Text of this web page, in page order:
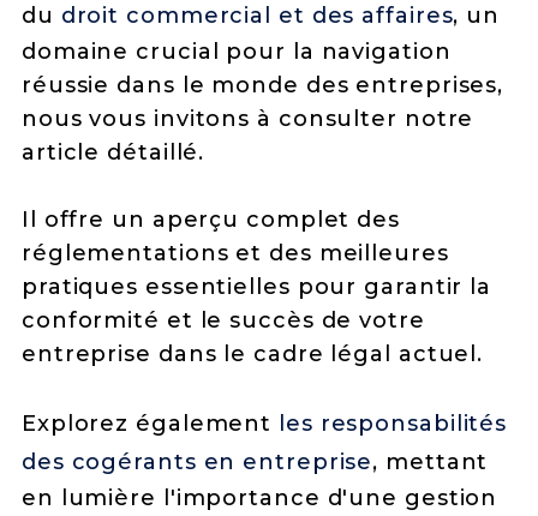
du droit commercial et des affaires, un
domaine crucial pour la navigation
réussie dans le monde des entreprises,
nous vous invitons à consulter notre
article détaillé.
Il offre un aperçu complet des
réglementations et des meilleures
pratiques essentielles pour garantir la
conformité et le succès de votre
entreprise dans le cadre légal actuel.
Explorez également
les responsabilités
des cogérants en entreprise, mettant
en lumière l'importance d'une gestion